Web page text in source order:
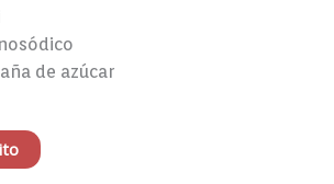
de azúcar